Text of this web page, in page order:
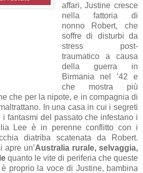
affari, Justine cresce
nella fattoria di
nonno Robert, che
soffre di disturbi da
stress post-
traumatico a causa
della guerra in
Birmania nel ’42 e
che mostra più
che per la nipote, e in compagnia di
In una casa in cui i segreti
fantasmi del passato che infestano i
Lee è in perenne conflitto con i
diatriba scatenata da Robert.
apre un’Australia rurale, selvaggia,
quanto le vite di periferia che queste
proprio la voce di Justine, bambina